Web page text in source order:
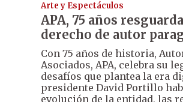
Arte y Espectáculos
APA, 75 años
derecho de autor
Con 75 años de historia,
Asociados, APA, celebra su
desafíos que plantea la era
presidente David Portillo
evolución de la entidad, las